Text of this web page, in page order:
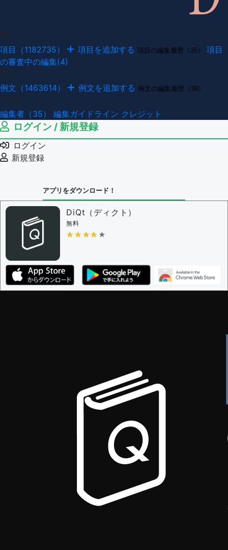
項目（1182735） 項目を追加する 項目の編集履歴（35）
項目
の審査中の編集(4)
例文（1463614） 例文を追加する 例文の編集履歴（39）
編集者（35） 編集ガイドライン クレジット
ログイン / 新規登録
ログイン
新規登録
アプリをダウンロード！
DiQt（ディクト）
無料
★★★★★
★★★★★